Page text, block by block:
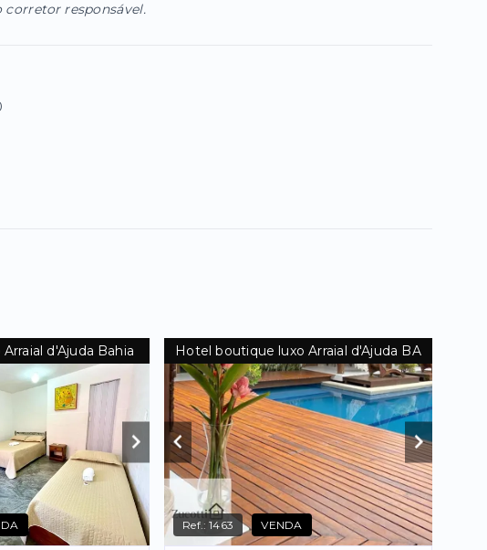
corretor responsável.
d'Ajuda Bahia Hotel boutique luxo Arraial d'Ajuda BA
Ref.:1463 VENDA